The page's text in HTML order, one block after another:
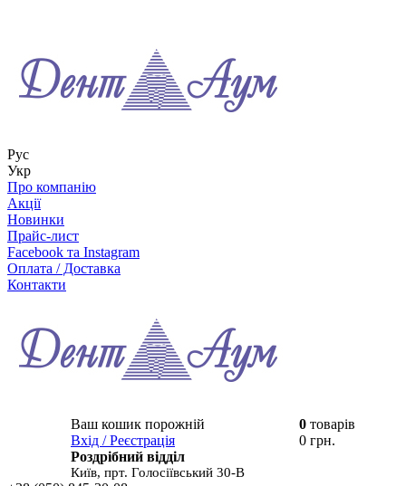
Рус
Укр
Про компанію
Акції
Новинки
Прайс-лист
Facebook та Instagram
Оплата / Доставка
Контакти
0 товарів
0 грн.
Ваш кошик порожній
Вхід / Реєстрація
Роздрібний відділ
Київ, прт. Голосіївський 30-В